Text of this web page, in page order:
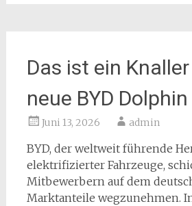
Das ist ein
neue BYD Dolphin
Juni 13, 2026 admin
BYD, der weltweit führende
elektrifizierter Fahrzeuge,
Mitbewerbern auf dem
Marktanteile wegzunehmen.